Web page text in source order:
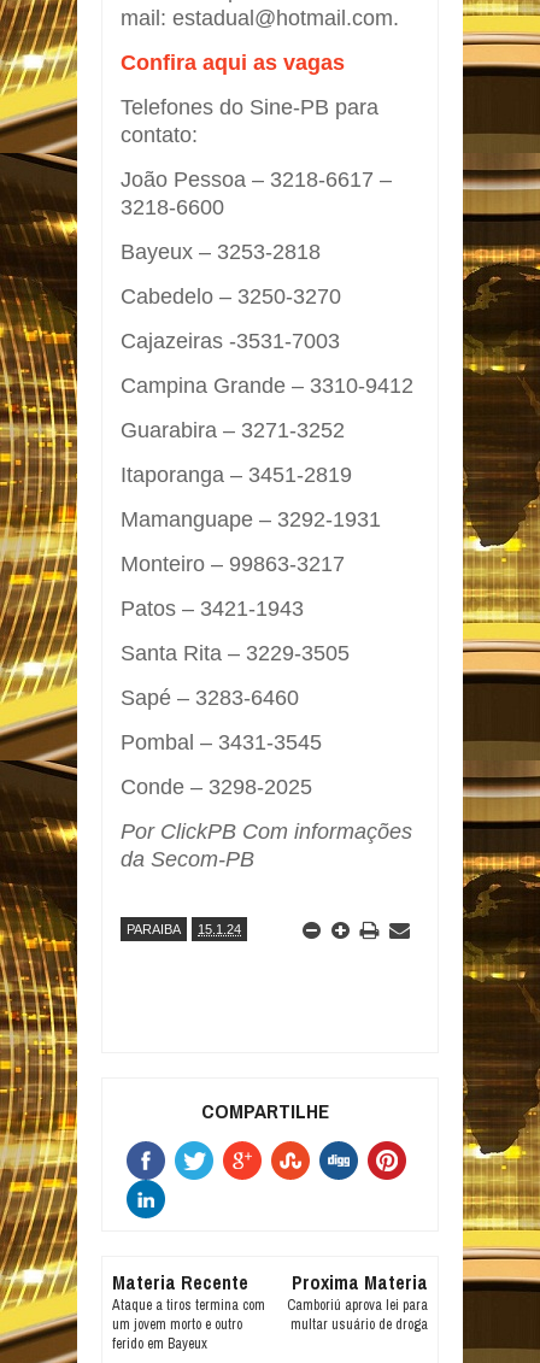
mail: estadual@hotmail.com.
Confira aqui as vagas
Telefones do Sine-PB para
contato:
João Pessoa – 3218-6617 –
3218-6600
Bayeux – 3253-2818
Cabedelo – 3250-3270
Cajazeiras -3531-7003
Campina Grande – 3310-9412
Guarabira – 3271-3252
Itaporanga – 3451-2819
Mamanguape – 3292-1931
Monteiro – 99863-3217
Patos – 3421-1943
Santa Rita – 3229-3505
Sapé – 3283-6460
Pombal – 3431-3545
Conde – 3298-2025
Por ClickPB Com informações
da Secom-PB
PARAIBA 15.1.24
COMPARTILHE
Materia Recente
Ataque a tiros termina com
um jovem morto e outro
ferido em Bayeux
Proxima Materia
Camboriú aprova lei para
multar usuário de droga